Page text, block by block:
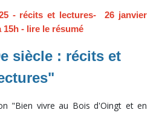
- récits et lectures- 26 janvier
15h - lire le résumé
siècle : récits et
"Bien vivre au Bois d'Oingt et en